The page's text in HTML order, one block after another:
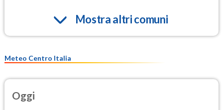
Mostra altri comuni
Meteo Centro Italia
Oggi